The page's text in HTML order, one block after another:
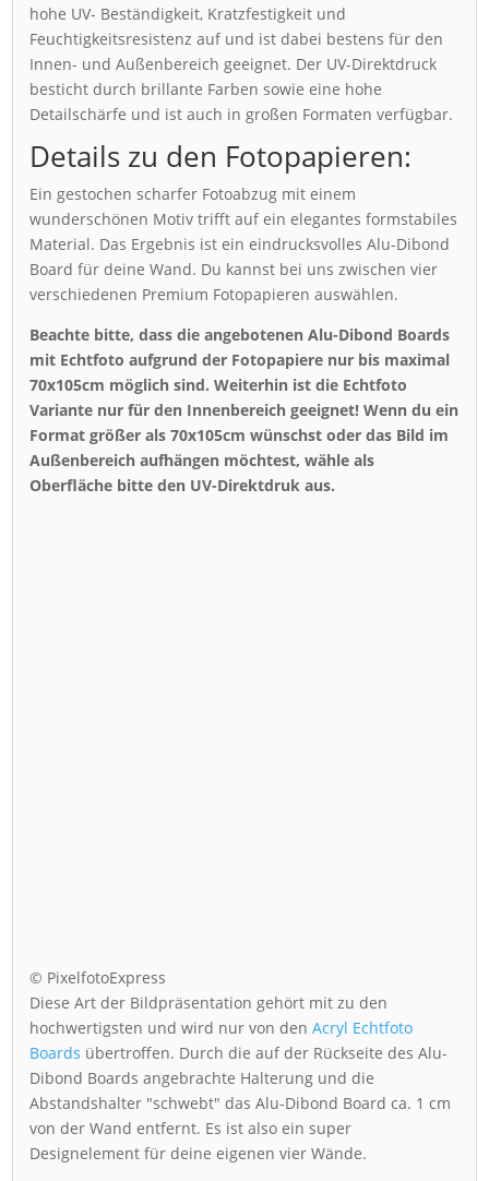
hohe UV- Beständigkeit, Kratzfestigkeit und
Feuchtigkeitsresistenz auf und ist dabei bestens für den
Innen- und Außenbereich geeignet. Der UV-Direktdruck
besticht durch brillante Farben sowie eine hohe
Detailschärfe und ist auch in großen Formaten verfügbar.
Details zu den Fotopapieren:
Ein gestochen scharfer Fotoabzug mit einem
wunderschönen Motiv trifft auf ein elegantes formstabiles
Material. Das Ergebnis ist ein eindrucksvolles Alu-Dibond
Board für deine Wand. Du kannst bei uns zwischen vier
verschiedenen Premium Fotopapieren auswählen.
Beachte bitte, dass die angebotenen Alu-Dibond Boards
mit Echtfoto aufgrund der Fotopapiere nur bis maximal
70x105cm möglich sind. Weiterhin ist die Echtfoto
Variante nur für den Innenbereich geeignet! Wenn du ein
Format größer als 70x105cm wünschst oder das Bild im
Außenbereich aufhängen möchtest, wähle als
Oberfläche bitte den UV-Direktdruk aus.
© PixelfotoExpress
Diese Art der Bildpräsentation gehört mit zu den
hochwertigsten und wird nur von denAcryl Echtfoto
Boards übertroffen. Durch die auf der Rückseite des Alu-
Dibond Boards angebrachte Halterung und die
Abstandshalter "schwebt" das Alu-Dibond Board ca. 1 cm
von der Wand entfernt. Es ist also ein super
Designelement für deine eigenen vier Wände.